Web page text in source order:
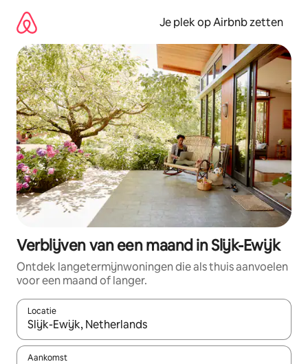
direct
naar
inhoud
Je plek op Airbnb zetten
Verblijven van een maand in Slijk-Ewijk
Ontdek langetermijnwoningen die als thuis aanvoelen
voor een maand of langer.
Locatie
Wanneer er resultaten beschikbaar zijn, maak je een keuze
Aankomst